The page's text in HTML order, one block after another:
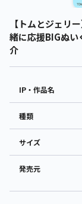
【トムとジェリ
緒に応援BIGぬ
介
IP・作品名
種類
サイズ
発売元